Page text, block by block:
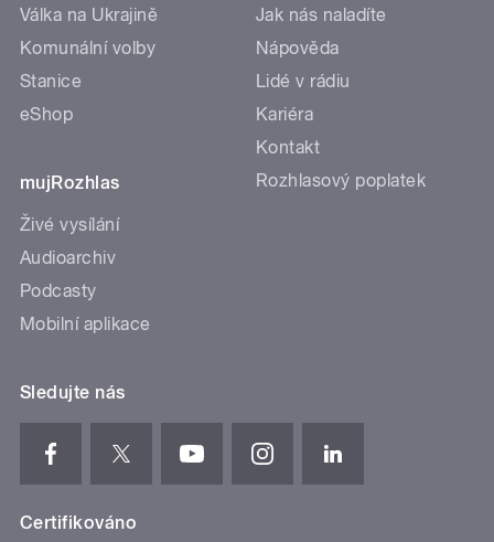
Válka na Ukrajině
Komunální volby
Stanice
eShop
mujRozhlas
Živé vysílání
Audioarchiv
Podcasty
Mobilní aplikace
Jak nás naladíte
Nápověda
Lidé v rádiu
Kariéra
Kontakt
Rozhlasový poplatek
Sledujte nás
Certifikováno